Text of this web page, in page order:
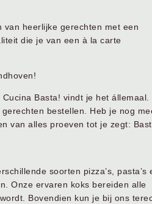
heerlijke gerechten met een
die je van een à la carte
Basta! vindt je het állemaal.
bestellen. Heb je nog
van alles proeven tot je zegt:
soorten pizza’s, pasta’s
Onze ervaren koks bereiden alle
Bovendien kun je bij ons